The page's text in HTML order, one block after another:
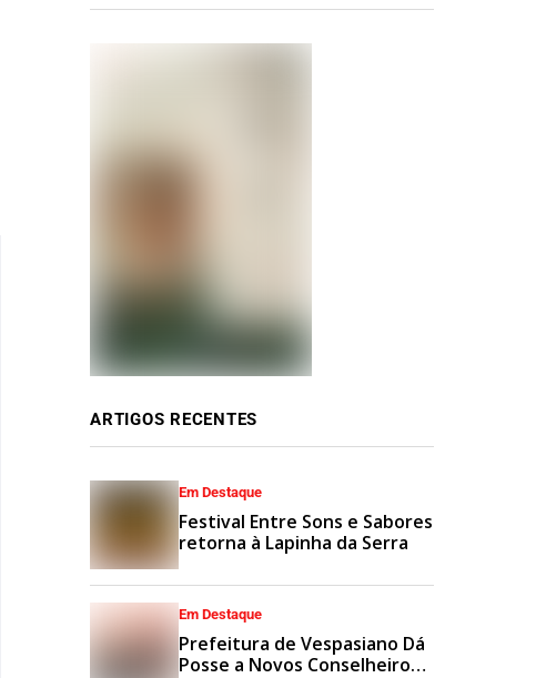
ARTIGOS RECENTES
Em Destaque
Festival Entre Sons e Sabores
retorna à Lapinha da Serra
Em Destaque
Prefeitura de Vespasiano Dá
Posse a Novos Conselheiros